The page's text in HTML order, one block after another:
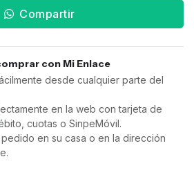
Compartir
con Mi Enlace
desde cualquier parte del
en la web con tarjeta de
cuotas o SinpeMóvil.
en su casa o en la dirección